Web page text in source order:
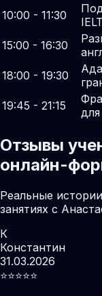
10:00 - 11:30
15:00 - 16:30
18:00 - 19:30
19:45 - 21:15
Отзывы
онлайн-
Реальные
занятиях с
К
Константин
31.03.2026
⭐️⭐️⭐️⭐️⭐️